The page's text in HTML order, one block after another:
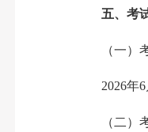
五、考
（一）
2026年6
（二）